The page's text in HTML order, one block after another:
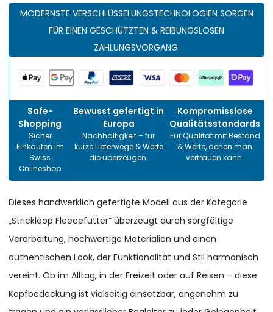
MODERNSTE VERSCHLÜSSELUNGSTECHNOLOGIEN SORGEN
FÜR EINEN GESCHÜTZTEN & REIBUNGSLOSEN
ZAHLUNGSVORGANG.
Safe-
Shopping
Sicher
Einkaufen im
Swiss
Onlineshop
Bewusst gefertigt in
Europa
Nachhaltigkeit – für
kurze Lieferwege & Werte
die überzeugen.
Kompromisslose
Qualitätsstandards
Für Qualität mit Bestand
& Werte, denen man
vertrauen kann.
Dieses handwerklich gefertigte Modell aus der Kategorie
„Strickloop Fleecefutter“ überzeugt durch sorgfältige
Verarbeitung, hochwertige Materialien und einen
authentischen Look, der Funktionalität und Stil harmonisch
vereint. Ob im Alltag, in der Freizeit oder auf Reisen – diese
Kopfbedeckung ist vielseitig einsetzbar, angenehm zu